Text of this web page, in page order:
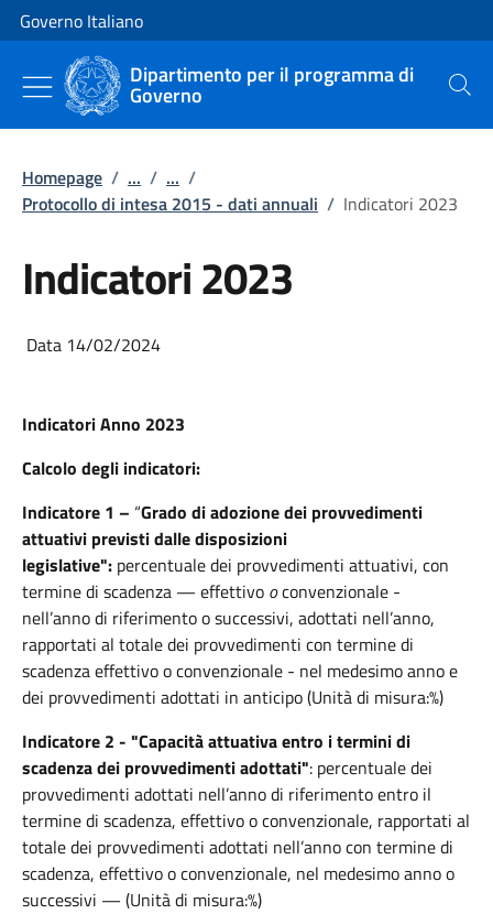
Vai al contenuto
Vai alla navigazione del sito
Governo Italiano
Dipartimento per il programma di
Governo Cerca
Homepage / ... / ... /
Protocollo di intesa 2015 - dati annuali / Indicatori 2023
Indicatori 2023
Data 14/02/2024
Indicatori Anno 2023
Calcolo degli indicatori:
Indicatore 1 – “Grado di adozione dei provvedimenti
attuativi previsti dalle disposizioni
legislative": percentuale dei provvedimenti attuativi, con
termine di scadenza — effettivo oconvenzionale -
nell’anno di riferimento o successivi, adottati nell’anno,
rapportati al totale dei provvedimenti con termine di
scadenza effettivo o convenzionale - nel medesimo anno e
dei provvedimenti adottati in anticipo (Unità di misura:%)
Indicatore 2 - "Capacità attuativa entro i termini di
scadenza dei provvedimenti adottati": percentuale dei
provvedimenti adottati nell’anno di riferimento entro il
termine di scadenza, effettivo o convenzionale, rapportati al
totale dei provvedimenti adottati nell’anno con termine di
scadenza, effettivo o convenzionale, nel medesimo anno o
successivi — (Unità di misura:%)